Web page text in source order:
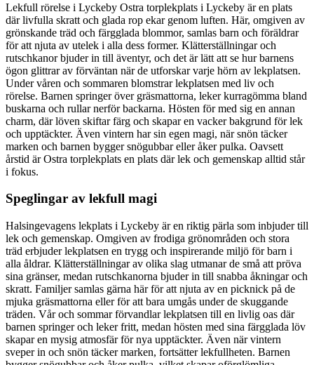
Lekfull rörelse i Lyckeby Ostra torplekplats i Lyckeby är en plats
där livfulla skratt och glada rop ekar genom luften. Här, omgiven av
grönskande träd och färgglada blommor, samlas barn och föräldrar
för att njuta av utelek i alla dess former. Klätterställningar och
rutschkanor bjuder in till äventyr, och det är lätt att se hur barnens
ögon glittrar av förväntan när de utforskar varje hörn av lekplatsen.
Under våren och sommaren blomstrar lekplatsen med liv och
rörelse. Barnen springer över gräsmattorna, leker kurragömma bland
buskarna och rullar nerför backarna. Hösten för med sig en annan
charm, där löven skiftar färg och skapar en vacker bakgrund för lek
och upptäckter. Även vintern har sin egen magi, när snön täcker
marken och barnen bygger snögubbar eller åker pulka. Oavsett
årstid är Ostra torplekplats en plats där lek och gemenskap alltid står
i fokus.
Speglingar av lekfull magi
Halsingevagens lekplats i Lyckeby är en riktig pärla som inbjuder till
lek och gemenskap. Omgiven av frodiga grönområden och stora
träd erbjuder lekplatsen en trygg och inspirerande miljö för barn i
alla åldrar. Klätterställningar av olika slag utmanar de små att pröva
sina gränser, medan rutschkanorna bjuder in till snabba åkningar och
skratt. Familjer samlas gärna här för att njuta av en picknick på de
mjuka gräsmattorna eller för att bara umgås under de skuggande
träden. Vår och sommar förvandlar lekplatsen till en livlig oas där
barnen springer och leker fritt, medan hösten med sina färgglada löv
skapar en mysig atmosfär för nya upptäckter. Även när vintern
sveper in och snön täcker marken, fortsätter lekfullheten. Barnen